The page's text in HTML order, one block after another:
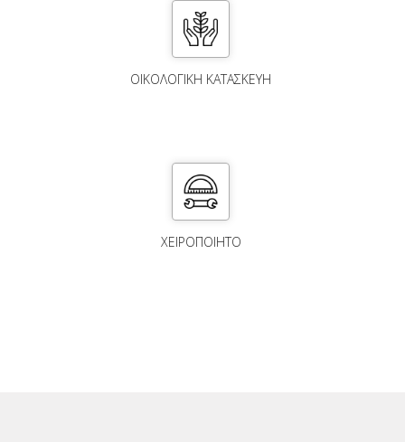
ΟΙΚΟΛΟΓΙΚΗ ΚΑΤΑΣΚΕΥΗ
ΧΕΙΡΟΠΟΙΗΤΟ